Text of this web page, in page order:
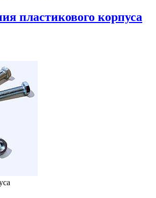
пластикового корпуса